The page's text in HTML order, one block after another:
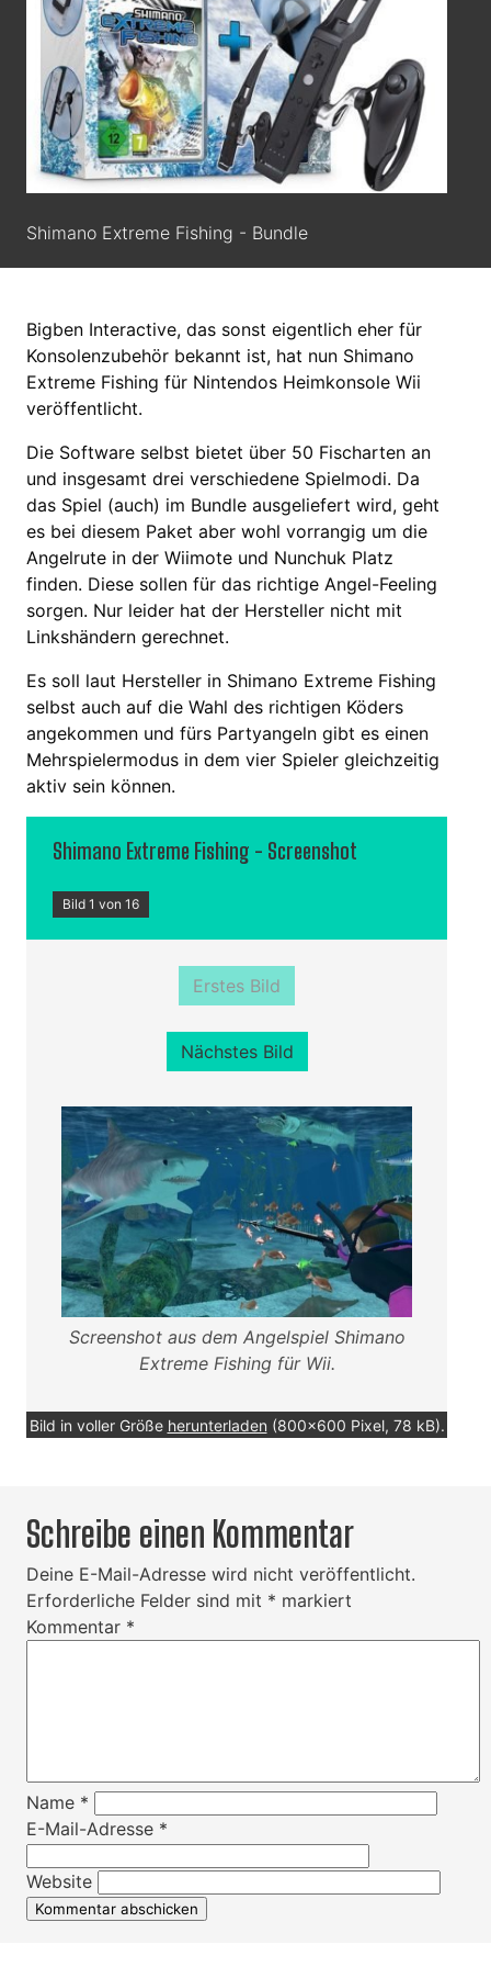
Shimano Extreme Fishing - Bundle
Bigben Interactive, das sonst eigentlich eher für
Konsolenzubehör bekannt ist, hat nun Shimano
Extreme Fishing für Nintendos Heimkonsole Wii
veröffentlicht.
Die Software selbst bietet über 50 Fischarten an
und insgesamt drei verschiedene Spielmodi. Da
das Spiel (auch) im Bundle ausgeliefert wird, geht
es bei diesem Paket aber wohl vorrangig um die
Angelrute in der Wiimote und Nunchuk Platz
finden. Diese sollen für das richtige Angel-Feeling
sorgen. Nur leider hat der Hersteller nicht mit
Linkshändern gerechnet.
Es soll laut Hersteller in Shimano Extreme Fishing
selbst auch auf die Wahl des richtigen Köders
angekommen und fürs Partyangeln gibt es einen
Mehrspielermodus in dem vier Spieler gleichzeitig
aktiv sein können.
Shimano Extreme Fishing - Screenshot
Bild 1 von 16
Erstes Bild
Nächstes Bild
Screenshot aus dem Angelspiel Shimano
Extreme Fishing für Wii.
Bild in voller Größe herunterladen (800x600 Pixel, 78 kB).
Schreibe einen Kommentar
Deine E-Mail-Adresse wird nicht veröffentlicht.
Erforderliche Felder sind mit * markiert
Kommentar *
Name *
E-Mail-Adresse *
Website